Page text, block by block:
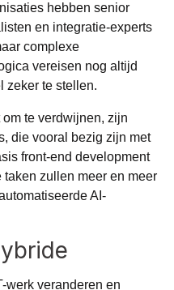
hebben senior
en integratie-experts
complexe
vereisen nog altijd
zeker te stellen.
te verdwijnen, zijn
die vooral bezig zijn met
front-end development
zullen meer en meer
AI-
werk veranderen en